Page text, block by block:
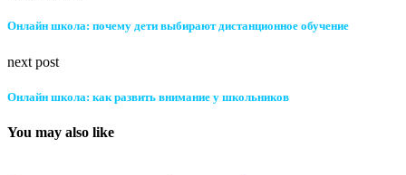
Онлайн школа: почему дети выбирают дистанционное обучение
next post
Онлайн школа: как развить внимание у школьников
You may also like